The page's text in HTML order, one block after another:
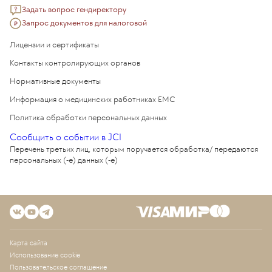
Задать вопрос гендиректору
Запрос документов для налоговой
Лицензии и сертификаты
Контакты контролирующих органов
Нормативные документы
Информация о медицинских работниках EMC
Политика обработки персональных данных
Сообщить о событии в JCI
Перечень третьих лиц, которым поручается обработка/ передаются
персональных (-е) данных (-е)
Карта сайта
Использование cookie
Пользовательское соглашение